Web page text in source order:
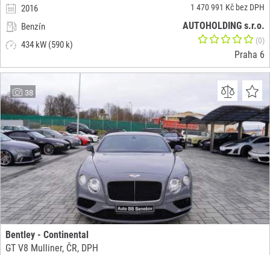
2016
Benzín
434 kW (590 k)
1 470 991 Kč bez DPH
AUTOHOLDING s.r.o.
(0)
Praha 6
38
Bentley - Continental
GT V8 Mulliner, ČR, DPH